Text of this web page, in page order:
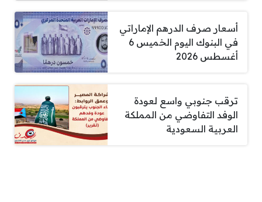
أسعار صرف الدرهم الإماراتي
في البنوك اليوم الخميس 6
أغسطس 2026
ترقب جنوبي واسع لعودة
الوفد التفاوضي من المملكة
العربية السعودية